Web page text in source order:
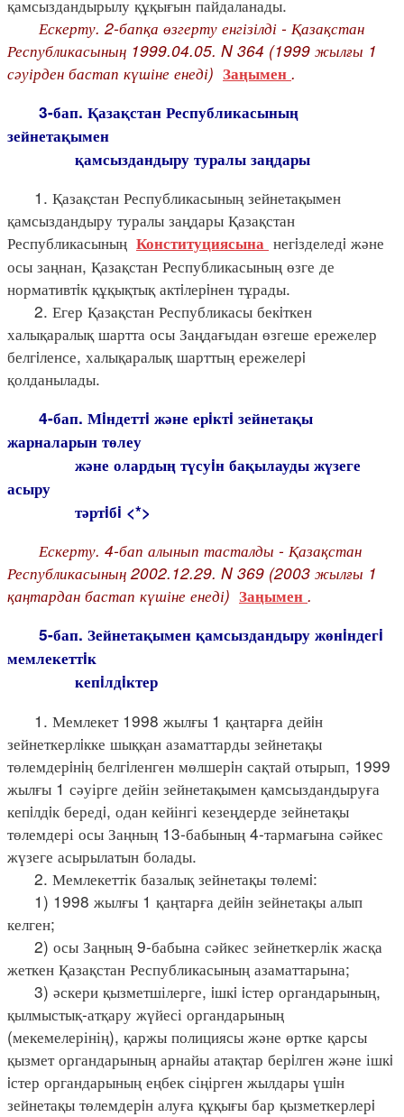
қамсыздандырылу құқығын пайдаланады.
Ескерту. 2-бапқа өзгерту енгізілді - Қазақстан
Республикасының 1999.04.05. N 364 (1999 жылғы 1
сәуірден бастап күшіне енеді) Заңымен .
3-бап. Қазақстан Республикасының
зейнетақымен
қамсыздандыру туралы заңдары
1. Қазақстан Республикасының зейнетақымен
қамсыздандыру туралы заңдары Қазақстан
Республикасының Конституциясына негiзделедi және
осы заңнан, Қазақстан Республикасының өзге де
нормативтiк құқықтық актiлерiнен тұрады.
2. Егер Қазақстан Республикасы бекiткен
халықаралық шартта осы Заңдағыдан өзгеше ережелер
белгiленсе, халықаралық шарттың ережелерi
қолданылады.
4-бап. Мiндеттi және ерiктi зейнетақы
жарналарын төлеу
және олардың түсуiн бақылауды жүзеге
асыру
тәртiбi <*>
Ескерту. 4-бап алынып тасталды - Қазақстан
Республикасының 2002.12.29. N 369 (2003 жылғы 1
қаңтардан бастап күшіне енеді) Заңымен .
5-бап. Зейнетақымен қамсыздандыру жөнiндегi
мемлекеттiк
кепiлдiктер
1. Мемлекет 1998 жылғы 1 қаңтарға дейiн
зейнеткерлiкке шыққан азаматтарды зейнетақы
төлемдерiнiң белгiленген мөлшерiн сақтай отырып, 1999
жылғы 1 сәуірге дейін зейнетақымен қамсыздандыруға
кепiлдiк бередi, одан кейінгі кезеңдерде зейнетақы
төлемдері осы Заңның 13-бабының 4-тармағына сәйкес
жүзеге асырылатын болады.
2. Мемлекеттік базалық зейнетақы төлемi:
1) 1998 жылғы 1 қаңтарға дейiн зейнетақы алып
келген;
2) осы Заңның 9-бабына сәйкес зейнеткерлік жасқа
жеткен Қазақстан Республикасының азаматтарына;
3) әскери қызметшілерге, iшкi iстер органдарының,
қылмыстық-атқару жүйесі органдарының
(мекемелерінің), қаржы полициясы және өртке қарсы
қызмет органдарының арнайы атақтар берiлген және ішкi
iстер органдарының еңбек сіңірген жылдары үшiн
зейнетақы төлемдерiн алуға құқығы бар қызметкерлерi